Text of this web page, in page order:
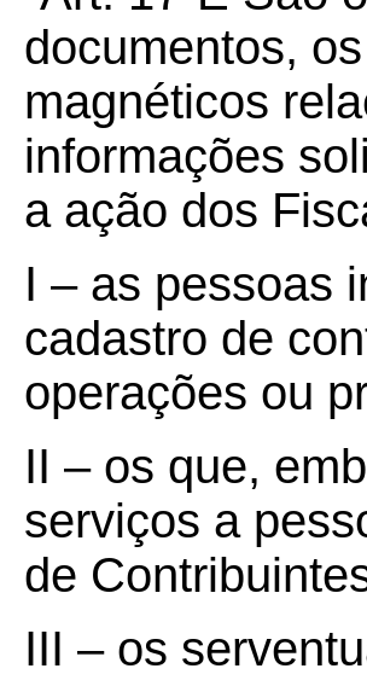
documentos,
magnéticos
informações
a ação dos
I – as pessoas
cadastro de
operações ou
II – os que,
serviços a
de
III – os